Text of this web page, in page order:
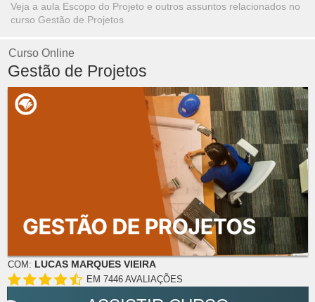
Veja a aula Escopo do Projeto e outros assuntos relacionados no
curso Gestão de Projetos
Curso Online
Gestão de Projetos
COM: LUCAS MARQUES VIEIRA
EM 7446 AVALIAÇÕES